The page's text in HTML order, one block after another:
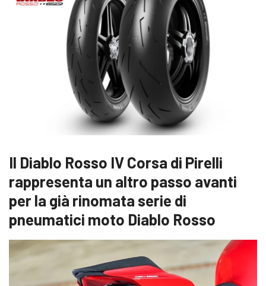
Il Diablo Rosso IV Corsa di Pirelli
rappresenta un altro passo avanti
per la già rinomata serie di
pneumatici moto Diablo Rosso